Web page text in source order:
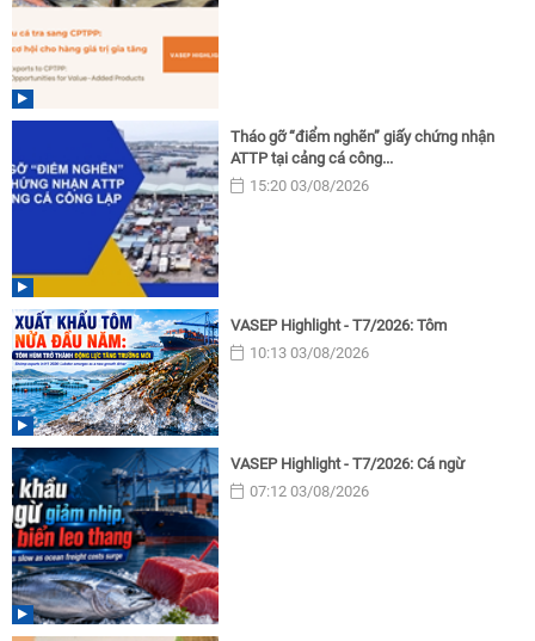
Tháo gỡ “điểm nghẽn” giấy chứng nhận
ATTP tại cảng cá công...
15:20 03/08/2026
VASEP Highlight - T7/2026: Tôm
10:13 03/08/2026
VASEP Highlight - T7/2026: Cá ngừ
07:12 03/08/2026